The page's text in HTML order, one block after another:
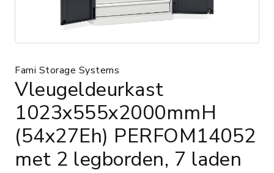
Fami Storage Systems
Vleugeldeurkast
1023x555x2000mmH
(54x27Eh) PERFOM14052
met 2 legborden, 7 laden